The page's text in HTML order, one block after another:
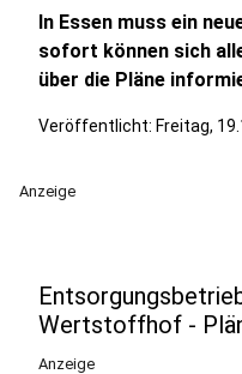
In Essen muss ein
sofort können sich
über die Pläne
Veröffentlicht: Freitag,
Anzeige
Wertstoffhof -
Anzeige